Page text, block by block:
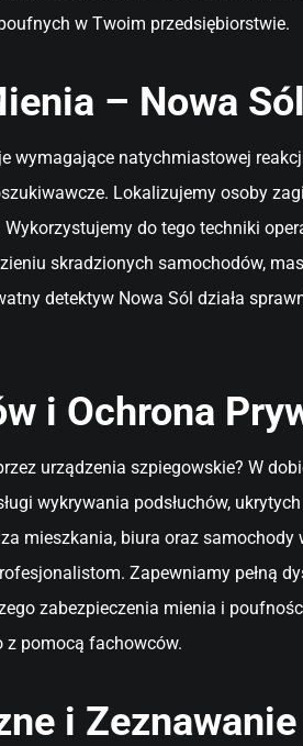
w Twoim przedsiębiorstwie.
– Nowa
natychmiastowej
Lokalizujemy osoby
do tego techniki
skradzionych samochodów,
detektyw Nowa Sól działa
i Ochrona
urządzenia szpiegowskie? W
wykrywania podsłuchów,
mieszkania, biura oraz
Zapewniamy pełną
zabezpieczenia mienia i
z pomocą fachowców.
i